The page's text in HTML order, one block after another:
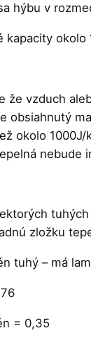
hýbu v
kapacity okolo
že vzduch
obsiahnutý
okolo 1000J/
nebude
zložku
tuhý – má
= 0,35